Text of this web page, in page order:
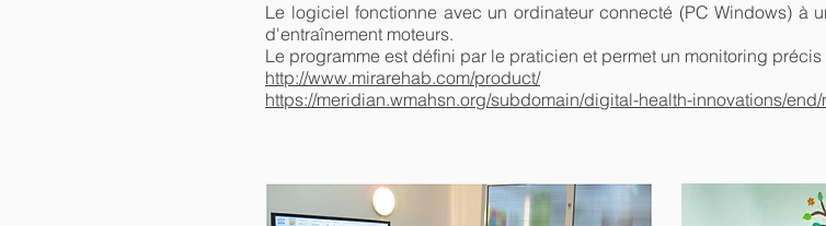
Le logiciel fonctionne avec un ordinateur connecté (PC Windows) à
d'entraînement moteurs.
Le programme est défini par le praticien et permet un monitoring
http://www.mirarehab.com/product/
https://meridian.wmahsn.org/subdomain/digital-health-innovations/